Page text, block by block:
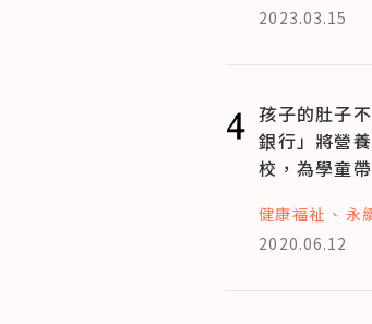
2023.03.15
4 孩子的肚子
銀行」將營
校，為學童
健康福祉 永
2020.06.12